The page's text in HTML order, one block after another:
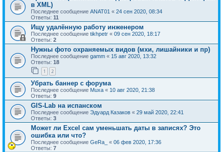
в XML)
Последнее сообщение ANAT01 « 24 сен 2020, 08:34
Ответы: 11
Ищу удалённую работу инженером
Последнее сообщение tikhpetr « 09 сен 2020, 18:17
Ответы: 2
Нужны фото охраняемых видов (мхи, лишайники и пр)
Последнее сообщение gamm « 15 авг 2020, 13:32
Ответы: 18
1 2
Убрать баннер с форума
Последнее сообщение Muxa « 10 авг 2020, 21:38
Ответы: 9
GIS-Lab на испанском
Последнее сообщение Эдуард Казаков « 29 май 2020, 22:41
Ответы: 3
Может ли Excel сам уменьшать даты в записях? Это
ошибка или что?
Последнее сообщение GeRa_ « 06 фев 2020, 17:36
Ответы: 7